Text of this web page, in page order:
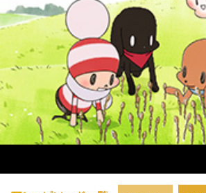
loading...